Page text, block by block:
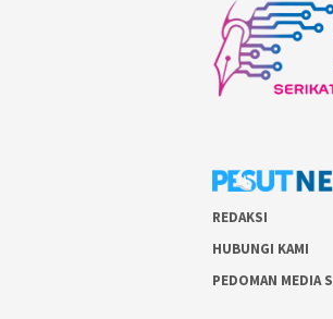
REDAKSI
HUBUNGI KAMI
PEDOMAN MEDIA